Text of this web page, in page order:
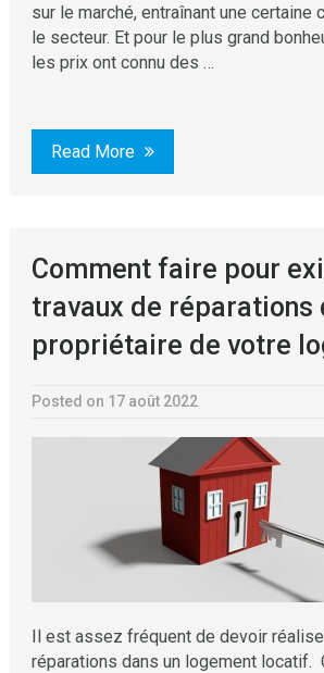
sur le marché, entraînant une certaine
le secteur. Et pour le plus grand
les prix ont connu des …
Read More
Comment faire pour
travaux de réparations
propriétaire de votre
Posted on 17 août 2022
Il est assez fréquent de devoir
réparations dans un logement locatif.